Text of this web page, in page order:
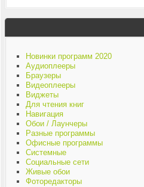
Новинки программ 2020
Аудиоплееры
Браузеры
Видеоплееры
Виджеты
Для чтения книг
Навигация
Обои / Лаунчеры
Разные программы
Офисные программы
Системные
Социальные сети
Живые обои
Фоторедакторы